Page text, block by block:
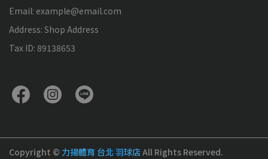
Email: example@email.com
Address: Shop Address
Tax ID: 89138653
Copyright © 力揚體育 台北 羽球店All Rights Reserved.